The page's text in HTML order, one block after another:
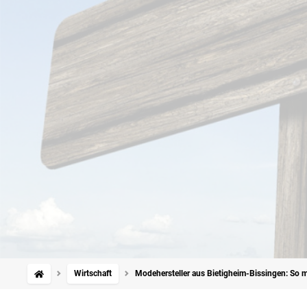
Wirtschaft Modehersteller aus Bietigheim-Bissingen: So